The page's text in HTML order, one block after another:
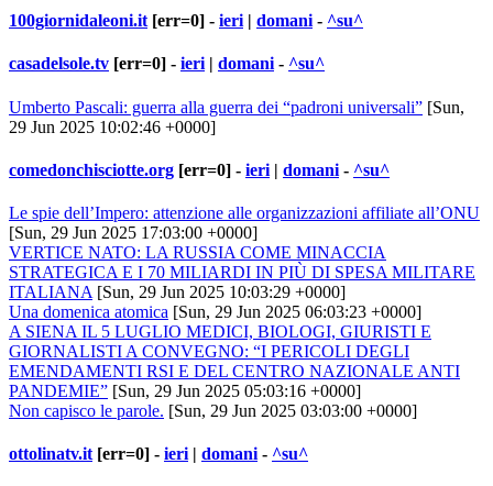
100giornidaleoni.it [err=0] - ieri | domani - ^su^
casadelsole.tv [err=0] - ieri | domani - ^su^
Umberto Pascali: guerra alla guerra dei “padroni universali” [Sun,
29 Jun 2025 10:02:46 +0000]
comedonchisciotte.org [err=0] - ieri | domani - ^su^
Le spie dell’Impero: attenzione alle organizzazioni affiliate all’ONU
[Sun, 29 Jun 2025 17:03:00 +0000]
VERTICE NATO: LA RUSSIA COME MINACCIA
STRATEGICA E I 70 MILIARDI IN PIÙ DI SPESA MILITARE
ITALIANA [Sun, 29 Jun 2025 10:03:29 +0000]
Una domenica atomica [Sun, 29 Jun 2025 06:03:23 +0000]
A SIENA IL 5 LUGLIO MEDICI, BIOLOGI, GIURISTI E
GIORNALISTI A CONVEGNO: “I PERICOLI DEGLI
EMENDAMENTI RSI E DEL CENTRO NAZIONALE ANTI
PANDEMIE” [Sun, 29 Jun 2025 05:03:16 +0000]
Non capisco le parole. [Sun, 29 Jun 2025 03:03:00 +0000]
ottolinatv.it[err=0] - ieri| domani- ^su^